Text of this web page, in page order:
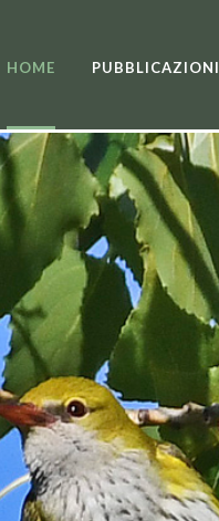
HOME PUBBLICAZIONI